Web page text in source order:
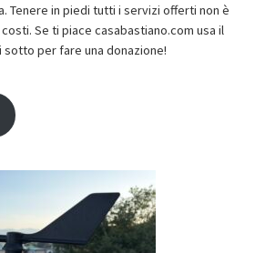
Tenere in piedi tutti i servizi offerti non è
Se ti piace casabastiano.com usa il
sotto per fare una donazione!